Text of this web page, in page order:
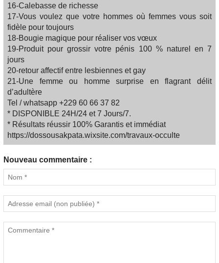
16-Calebasse de richesse
17-Vous voulez que votre hommes où femmes vous soit
fidèle pour toujours
18-Bougie magique pour réaliser vos vœux
19-Produit pour grossir votre pénis 100 % naturel en 7
jours
20-retour affectif entre lesbiennes et gay
21-Une femme ou homme surprise en flagrant délit
d’adultère
Tel / whatsapp +229 60 66 37 82
* DISPONIBLE 24H/24 et 7 Jours/7.
* Résultats réussir 100% Garantis et immédiat
https://dossousakpata.wixsite.com/travaux-occulte
Nouveau commentaire :